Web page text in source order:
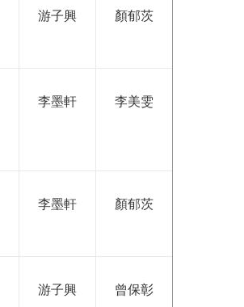
游子興 顏郁茨
李墨軒 李美雯
李墨軒 顏郁茨
游子興 曾保彰